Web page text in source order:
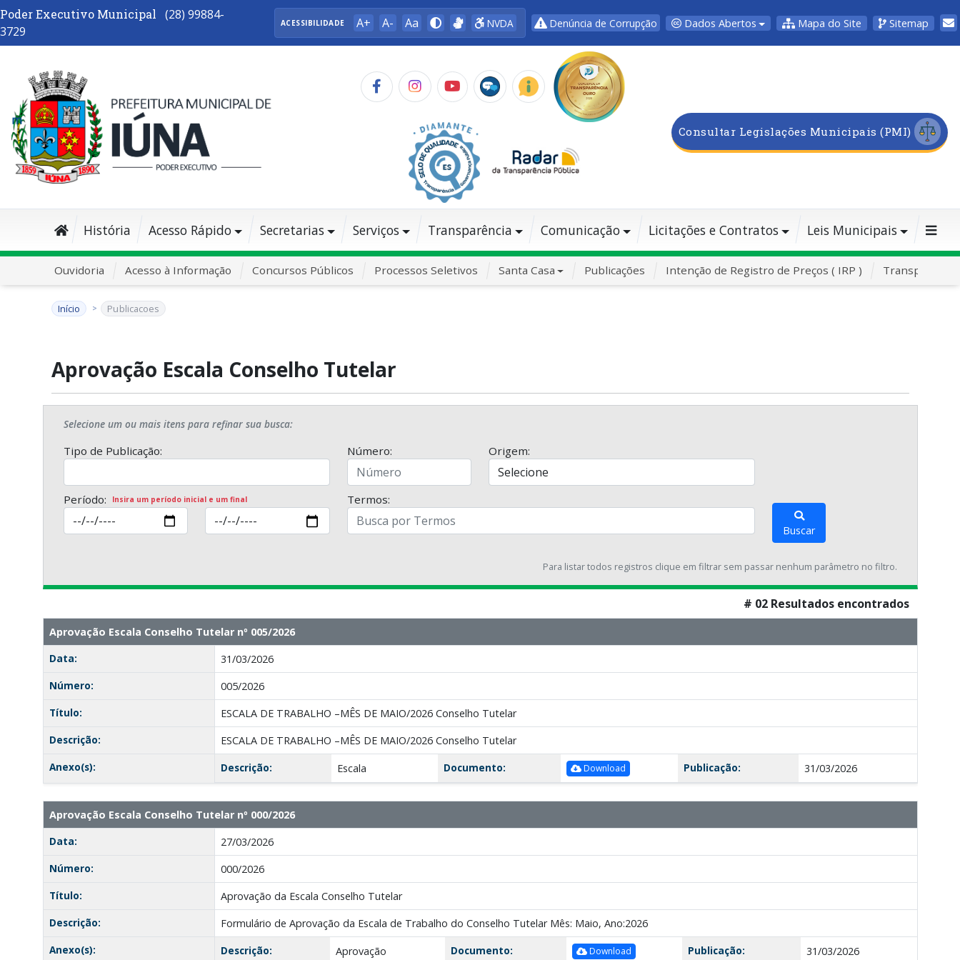
Poder Executivo Municipal
(28) 99884-
3729
ACESSIBILIDADE A+ A- Aa NVDA Denúncia de Corrupção Dados Abertos Mapa do Site Sitemap
Consultar Legislações Municipais (PMI)
História Acesso Rápido Secretarias Serviços Transparência Comunicação Licitações e Contratos Leis Municipais
Ouvidoria Acesso à Informação Concursos Públicos Processos Seletivos Santa Casa Publicações Intenção de Registro de Preços ( IRP ) Transporte
Início Publicacoes
Aprovação Escala Conselho Tutelar
Selecione um ou mais itens para refinar sua busca:
Tipo de Publicação: Número: Origem:
Período: Insira um período inicial e um final Termos:
Buscar
Para listar todos registros clique em filtrar sem passar nenhum parâmetro no filtro.
# 02 Resultados encontrados
Aprovação Escala Conselho Tutelar nº 005/2026
Data:
31/03/2026
Número:
005/2026
Título:
ESCALA DE TRABALHO –MÊS DE MAIO/2026 Conselho Tutelar
Descrição:
ESCALA DE TRABALHO –MÊS DE MAIO/2026 Conselho Tutelar
Anexo(s):
Descrição: Escala Documento: Download Publicação: 31/03/2026
Aprovação Escala Conselho Tutelar nº 000/2026
Data:
27/03/2026
Número:
000/2026
Título:
Aprovação da Escala Conselho Tutelar
Descrição:
Formulário de Aprovação da Escala de Trabalho do Conselho Tutelar Mês: Maio, Ano:2026
Anexo(s):
Descrição: Aprovação Documento: Download Publicação: 31/03/2026